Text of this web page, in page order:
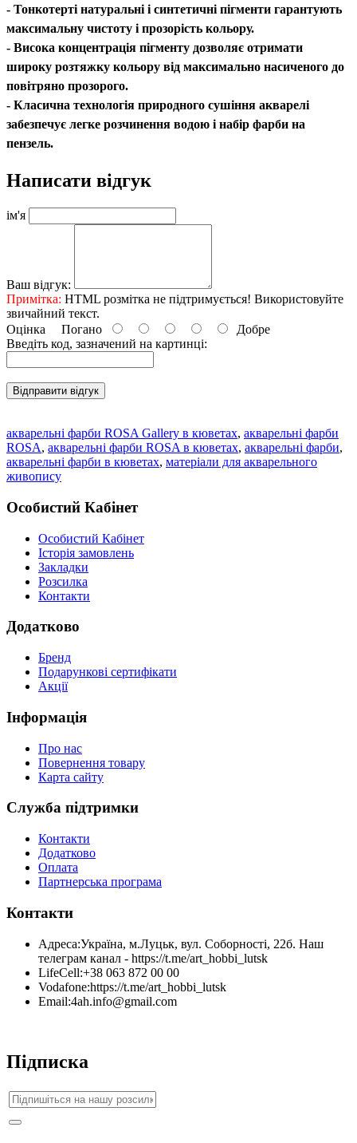
- Тонкотерті натуральні і синтетичні пігменти гарантують
максимальну чистоту і прозорість кольору.
- Висока концентрація пігменту дозволяє отримати
широку розтяжку кольору від максимально насиченого до
повітряно прозорого.
- Класична технологія природного сушіння акварелі
забезпечує легке розчинення водою і набір фарби на
пензель.
Написати відгук
ім'я
Ваш відгук:
Примітка: HTML розмітка не підтримується! Використовуйте
звичайний текст.
Оцінка Погано
Добре
Введіть код, зазначений на картинці:
Відправити відгук
акварельні фарби ROSA Gallery в кюветах, акварельні фарби
ROSA, акварельні фарби ROSA в кюветах, акварельні фарби,
акварельні фарби в кюветах, матеріали для акварельного
живопису
Особистий Кабінет
Особистий Кабінет
Історія замовлень
Закладки
Розсилка
Контакти
Додатково
Бренд
Подарункові сертифікати
Акції
Інформація
Про нас
Повернення товару
Карта сайту
Служба підтримки
Контакти
Додатково
Оплата
Партнерська програма
Контакти
Адреса:Україна, м.Луцьк, вул. Соборності, 22б. Наш
телеграм канал - https://t.me/art_hobbi_lutsk
LifeCell:+38 063 872 00 00
Vodafone:https://t.me/art_hobbi_lutsk
Email:4ah.info@gmail.com
Підписка